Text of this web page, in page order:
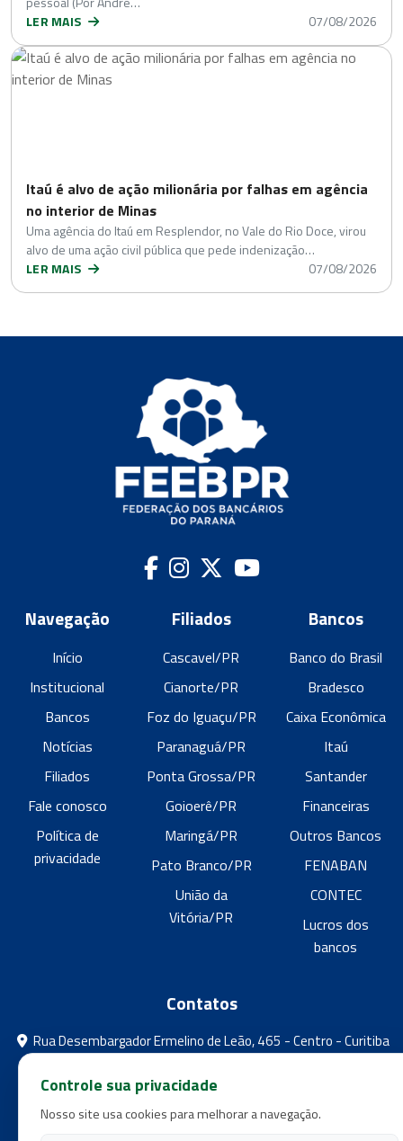
LER MAIS
07/08/2026
Itaú é alvo de ação milionária por falhas em agência
no interior de Minas
Uma agência do Itaú em Resplendor, no Vale do Rio Doce, virou
alvo de uma ação civil pública que pede indenização…
LER MAIS
07/08/2026
Navegação
Início
Institucional
Bancos
Notícias
Filiados
Fale conosco
Política de
privacidade
Filiados
Cascavel/PR
Cianorte/PR
Foz do Iguaçu/PR
Paranaguá/PR
Ponta Grossa/PR
Goioerê/PR
Maringá/PR
Pato Branco/PR
União da
Vitória/PR
Bancos
Banco do Brasil
Bradesco
Caixa Econômica
Itaú
Santander
Financeiras
Outros Bancos
FENABAN
CONTEC
Lucros dos
bancos
Contatos
Rua Desembargador Ermelino de Leão, 465 - Centro - Curitiba
- Paraná
feebpr@gmail.com
(41) 3224-5573
Controle sua privacidade
Nosso site usa cookies para melhorar a navegação.